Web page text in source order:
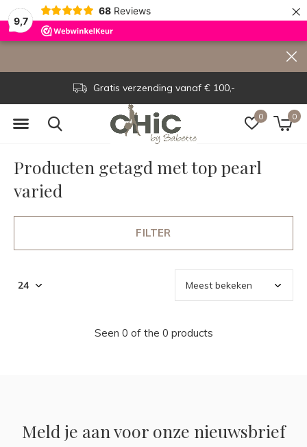
9,7
68 Reviews ×
0 0
Gratis verzending vanaf € 100,-
Producten getagd met top pearl
varied
FILTER
Seen 0 of the 0 products
Meld je aan voor onze nieuwsbrief